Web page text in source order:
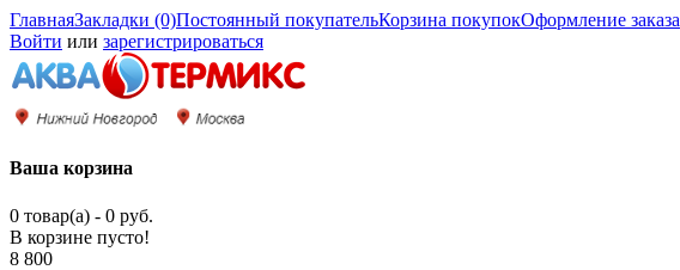
ГлавнаяЗакладки (0)Постоянный покупательКорзина покупокОформление заказа
Войти или зарегистрироваться
Ваша корзина
0 товар(а) - 0 руб.
В корзине пусто!
8 800